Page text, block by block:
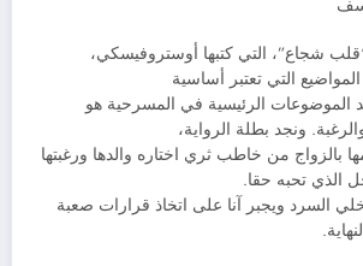
شجاع”، التي كتبها أوستروفيسكي،
التي تعتبر أساسية
الموضوعات الرئيسية في المسرحية هو
ونجد بطلة الرواية،
بالزواج من خاطب ثري اختاره والدها ورغبتها
الذي تحبه حقا.
السرد ويجبر آنا على اتخاذ قرارات صعبة